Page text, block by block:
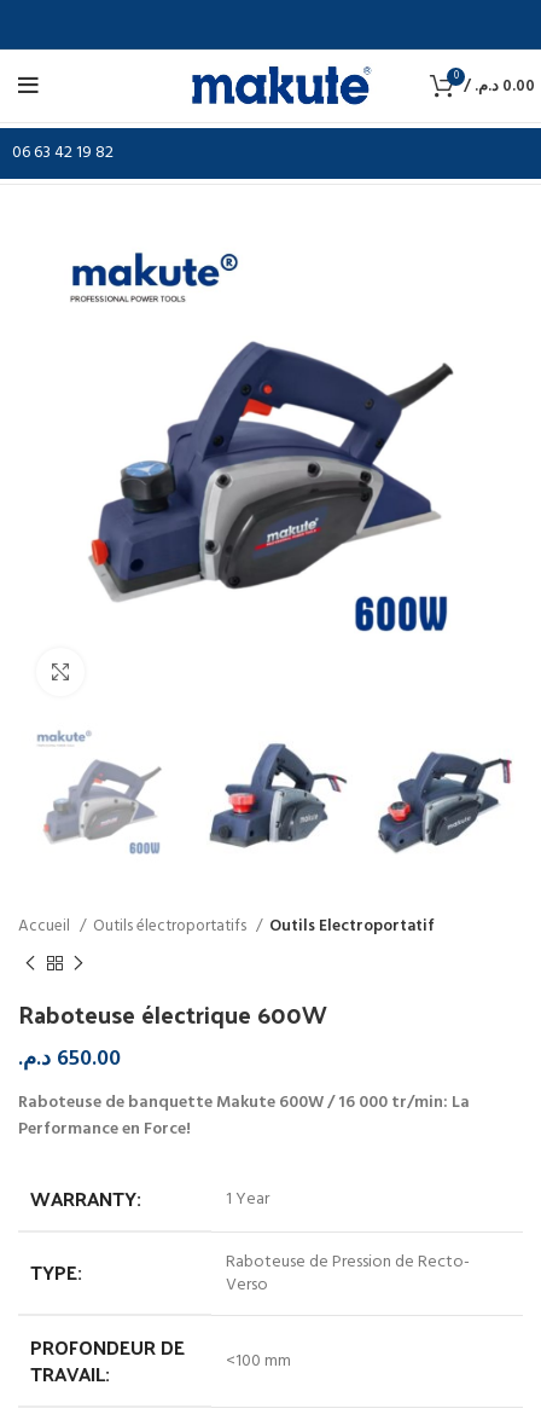
0 / 0.00د.م.
06 63 42 19 82
Accueil Outils électroportatifs Outils Electroportatif
Raboteuse électrique 600W
650.00 د.م.
Raboteuse de banquette Makute 600W / 16 000 tr/min: La
Performance en Force!
WARRANTY: 1 Year
TYPE:
Raboteuse de Pression de Recto-
Verso
PROFONDEUR DE
TRAVAIL: <100 mm